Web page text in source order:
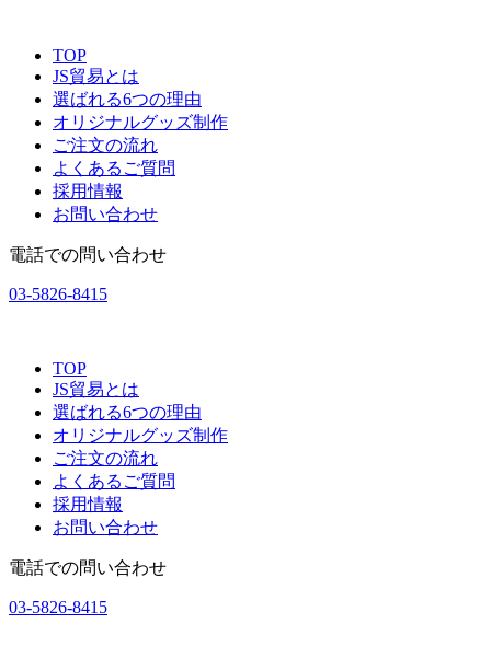
TOP
JS貿易とは
選ばれる6つの理由
オリジナルグッズ制作
ご注文の流れ
よくあるご質問
採用情報
お問い合わせ
電話での問い合わせ
03-5826-8415
TOP
JS貿易とは
選ばれる6つの理由
オリジナルグッズ制作
ご注文の流れ
よくあるご質問
採用情報
お問い合わせ
電話での問い合わせ
03-5826-8415